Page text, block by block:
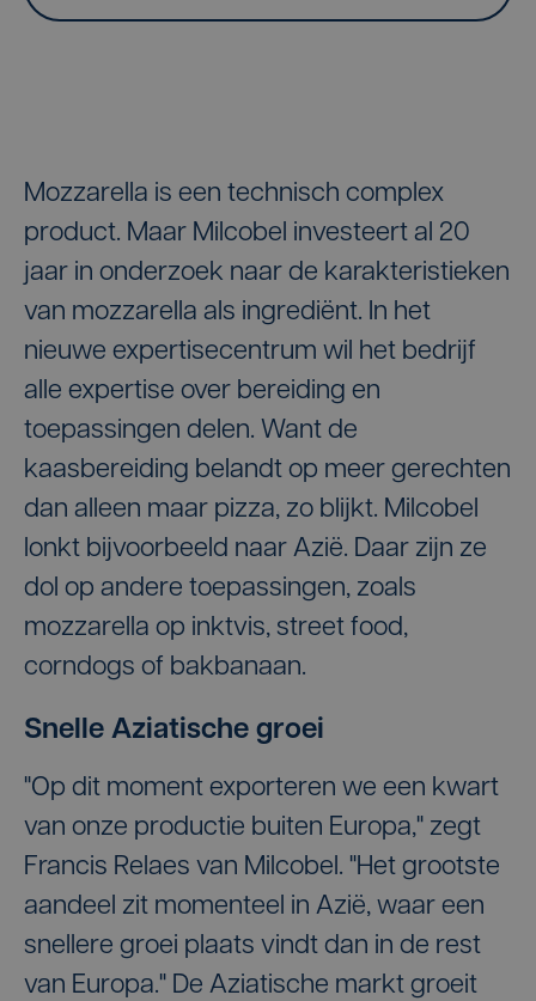
Mozzarella is een technisch complex
product. Maar Milcobel investeert al 20
jaar in onderzoek naar de karakteristieken
van mozzarella als ingrediënt. In het
nieuwe expertisecentrum wil het bedrijf
alle expertise over bereiding en
toepassingen delen. Want de
kaasbereiding belandt op meer gerechten
dan alleen maar pizza, zo blijkt. Milcobel
lonkt bijvoorbeeld naar Azië. Daar zijn ze
dol op andere toepassingen, zoals
mozzarella op inktvis, street food,
corndogs of bakbanaan.
Snelle Aziatische groei
"Op dit moment exporteren we een kwart
van onze productie buiten Europa," zegt
Francis Relaes van Milcobel. "Het grootste
aandeel zit momenteel in Azië, waar een
snellere groei plaats vindt dan in de rest
van Europa." De Aziatische markt groeit